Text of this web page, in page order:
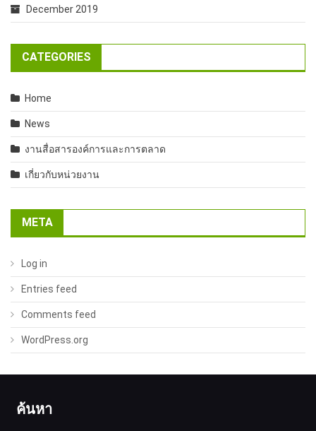
December 2019
CATEGORIES
Home
News
งานสื่อสารองค์การและการตลาด
เกี่ยวกับหน่วยงาน
META
Log in
Entries feed
Comments feed
WordPress.org
ค้นหา